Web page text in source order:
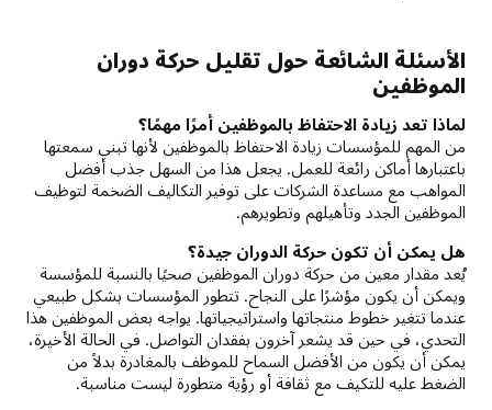
الأسئلة الشائعة حول تقليل حركة دوران
الموظفين
لماذا تعد زيادة الاحتفاظ بالموظفين أمرًا مهمًا؟
من المهم للمؤسسات زيادة الاحتفاظ بالموظفين لأنها تبني سمعتها
باعتبارها أماكن رائعة للعمل. يجعل هذا من السهل جذب أفضل
المواهب مع مساعدة الشركات على توفير التكاليف الضخمة لتوظيف
الموظفين الجدد وتأهيلهم وتطويرهم.
هل يمكن أن تكون حركة الدوران جيدة؟
يُعد مقدار معين من حركة دوران الموظفين صحيًا بالنسبة للمؤسسة
ويمكن أن يكون مؤشرًا على النجاح. تتطور المؤسسات بشكل طبيعي
عندما تتغير خطوط منتجاتها واستراتيجياتها. يواجه بعض الموظفين هذا
التحدي، في حين قد يشعر آخرون بفقدان التواصل. في الحالة الأخيرة،
يمكن أن يكون من الأفضل السماح للموظف بالمغادرة بدلاً من
الضغط عليه للتكيف مع ثقافة أو رؤية متطورة ليست مناسبة.